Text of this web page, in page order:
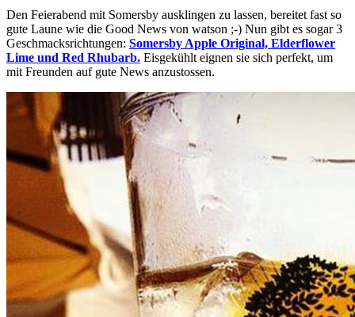
Den Feierabend mit Somersby ausklingen zu lassen, bereitet fast so
gute Laune wie die Good News von watson ;-) Nun gibt es sogar 3
Geschmacksrichtungen: Somersby Apple Original, Elderflower
Lime und Red Rhubarb. Eisgekühlt eignen sie sich perfekt, um
mit Freunden auf gute News anzustossen.